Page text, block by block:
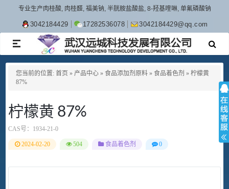
专业生产肉桂酸, 肉桂醛, 福美钠, 半胱胺盐酸盐, 8-羟基喹啉, 单氟磷酸钠
3042184429 17282536078 3042184429@qq.com
TOGGLE
NAVIGATION
您当前的位置: 首页 » 产品中心 » 食品添加剂原料 » 食品着色剂 » 柠檬黄
87%
柠檬黄 87%
CAS号： 1934-21-0
2024-02-20 504 食品着色剂 0